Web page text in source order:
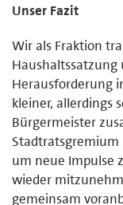
Unser Fazit
Wir als Fraktion
Herausforderung
kleiner, allerdings
Bürgermeister
um neue Impulse
wieder
gemeinsam